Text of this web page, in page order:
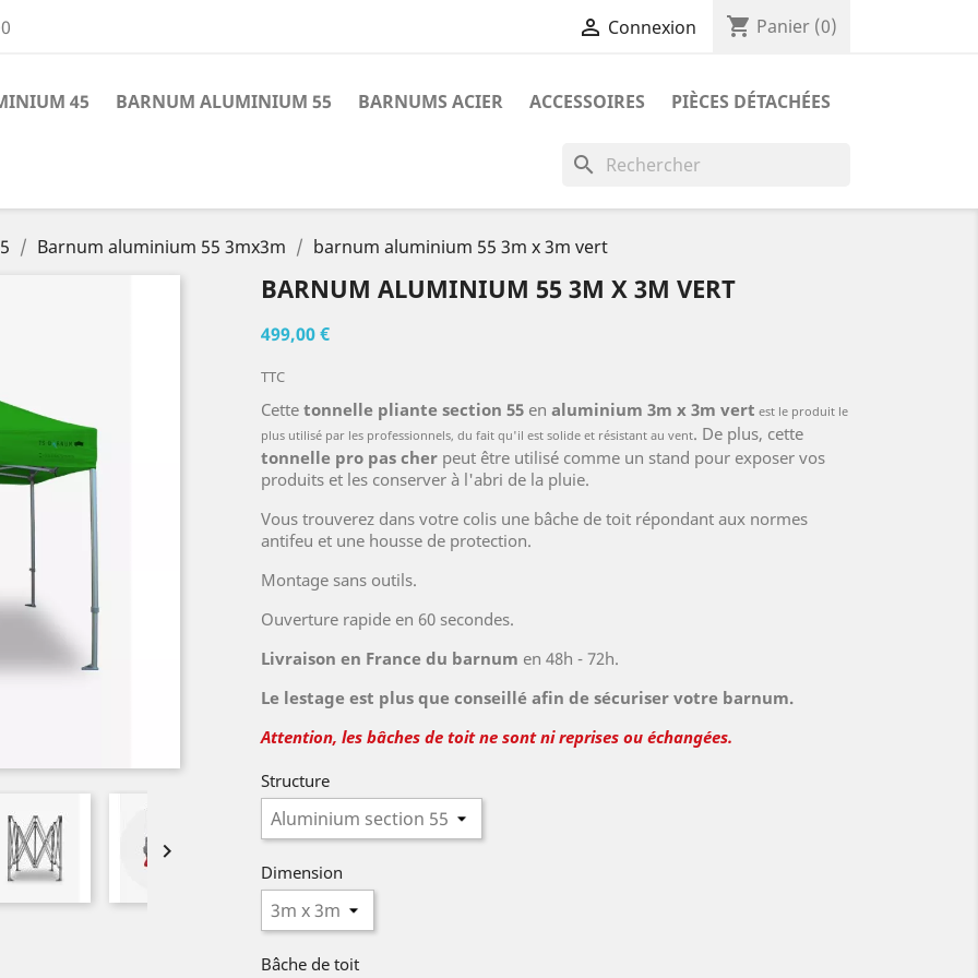
 Connexion shopping_cart Panier (0)
45 BARNUM ALUMINIUM 55 BARNUMS ACIER ACCESSOIRES PIÈCES DÉTACHÉES
search
Barnum aluminium 55 3mx3m barnum aluminium 55 3m x 3m vert

BARNUM ALUMINIUM 55 3M X 3M VERT
499,00 €
TTC
Cette tonnelle pliante section 55 en aluminium 3m x 3m vert est le produit le
plus utilisé par les professionnels, du fait qu'il est solide et résistant au vent. De plus, cette
tonnelle pro pas cher peut être utilisé comme un stand pour exposer vos
produits et les conserver à l'abri de la pluie.
Vous trouverez dans votre colis une bâche de toit répondant aux normes
antifeu et une housse de protection.
Montage sans outils.
Ouverture rapide en 60 secondes.
Livraison en France du barnum en 48h - 72h.
Le lestage est plus que conseillé afin de sécuriser votre barnum.
Attention, les bâches de toit ne sont ni reprises ou échangées.
Structure
Dimension
Bâche de toit